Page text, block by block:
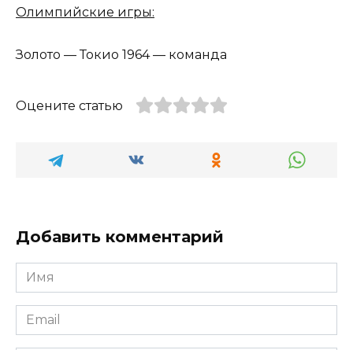
Олимпийские игры:
Золото — Токио 1964 — команда
Оцените статью
Добавить комментарий
Имя
*
Email
*